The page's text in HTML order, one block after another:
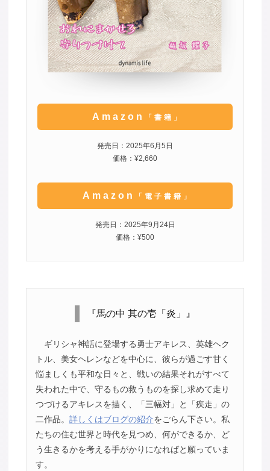
Amazon 「書籍」
発売日：2025年6月5日
価格：¥2,660
Amazon 「電子書籍」
発売日：2025年9月24日
価格：¥500
『馬の中 其の壱「炎」』
ギリシャ神話に登場する勇士アキレス、英雄ヘク
トル、美女ヘレンなどを中心に、彼らが過ごす甘く
悩ましくも平和な日々と、戦いの結果それがすべて
失われた中で、守るもの救うものを探し求めて走り
つづけるアキレスを描く、「三幅対」と「疾走」の
二作品。 詳しくはブログの紹介をごらん下さい。私
たちの住む世界と時代を見つめ、何ができるか、ど
う生きるかを考える手がかりになればと願っていま
す。